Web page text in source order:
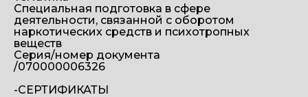
Специальная подготовка в сфере
деятельности, связанной с оборотом
наркотических средств и психотропных
веществ
Серия/номер документа
/070000006326
-СЕРТИФИКАТЫ